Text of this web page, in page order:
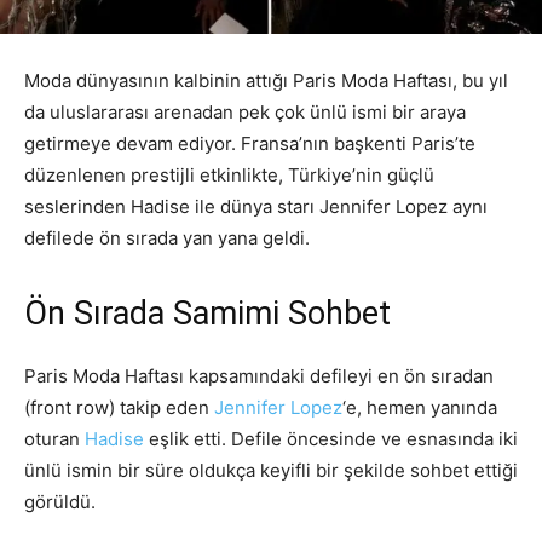
Moda dünyasının kalbinin attığı Paris Moda Haftası, bu yıl
da uluslararası arenadan pek çok ünlü ismi bir araya
getirmeye devam ediyor. Fransa’nın başkenti Paris’te
düzenlenen prestijli etkinlikte, Türkiye’nin güçlü
seslerinden Hadise ile dünya starı Jennifer Lopez aynı
defilede ön sırada yan yana geldi.
Ön Sırada Samimi Sohbet
Paris Moda Haftası kapsamındaki defileyi en ön sıradan
(front row) takip eden Jennifer Lopez‘e, hemen yanında
oturan Hadise eşlik etti. Defile öncesinde ve esnasında iki
ünlü ismin bir süre oldukça keyifli bir şekilde sohbet ettiği
görüldü.